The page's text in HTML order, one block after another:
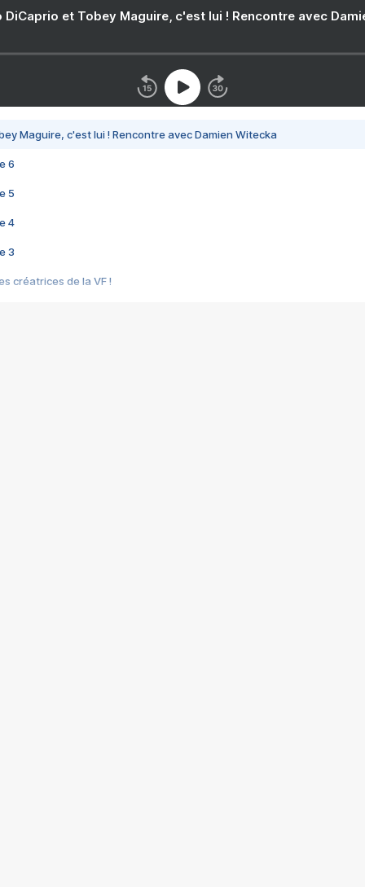
DiCaprio et Tobey Maguire, c'est lui ! Rencontre avec
Maguire, c'est lui ! Rencontre avec Damien Witecka
6
5
4
3
créatrices de la VF !